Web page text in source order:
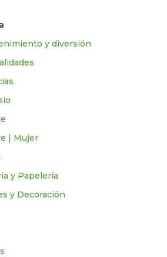
y diversión
| Mujer
y Papelería
y Decoración